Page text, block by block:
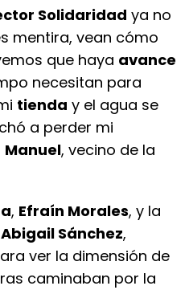
Solidaridad ya no
mentira, vean cómo
que haya avance
necesitan para
tienda y el agua se
a perder mi
Manuel, vecino de la
, Efraín Morales, y la
Abigail Sánchez,
ver la dimensión de
caminaban por la